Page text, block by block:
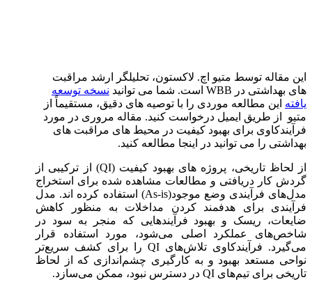
این مقاله توسط متیو اچ. لاکستون، تحلیلگر ارشد مراقبت
های بهداشتی در WBB است. شما می توانید
نسخه توسعه
یافته این مطالعه موردی را با توصیه های دقیق، مستقیماً از
متیو از طریق ایمیل درخواست کنید. مقاله مروری در مورد
فرآیندکاوی برای بهبود کیفیت در محیط های مراقبت های
بهداشتی را می توانید در اینجا مطالعه کنید.
از لحاظ تاریخی، پروژه های بهبود کیفیت (QI) از ترکیبی از
گردش کار دریافتی و مطالعات مشاهده شده برای استخراج
مدل‌های فرآیندی وضع موجود(As-is) استفاده کرده اند. مدل
فرآیندی برای هدفمند کردن مداخلات به منظور کاهش
ضایعات، ریسک و بهبود فرآیندهایی که منجر به سود در
شاخص‌های عملکرد اصلی می‌شود، مورد استفاده قرار
می‌گیرد. فرآیندکاوی تلاش‌های QI را برای کشف سریع‌تر
نواحی مستعد بهبود و به کارگیری چشم‌اندازی که از لحاظ
تاریخی برای تیم‌های QI در دسترس نبود، ممکن می‌سازد.